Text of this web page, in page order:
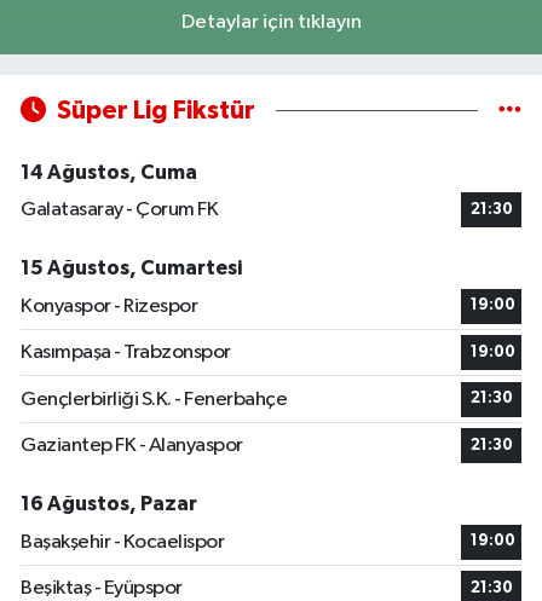
Detaylar için tıklayın
Süper Lig Fikstür
14 Ağustos, Cuma
Galatasaray - Çorum FK
21:30
15 Ağustos, Cumartesi
Konyaspor - Rizespor
19:00
Kasımpaşa - Trabzonspor 19:00
Gençlerbirliği S.K. - Fenerbahçe 21:30
Gaziantep FK - Alanyaspor 21:30
16 Ağustos, Pazar
Başakşehir - Kocaelispor
19:00
Beşiktaş - Eyüpspor 21:30